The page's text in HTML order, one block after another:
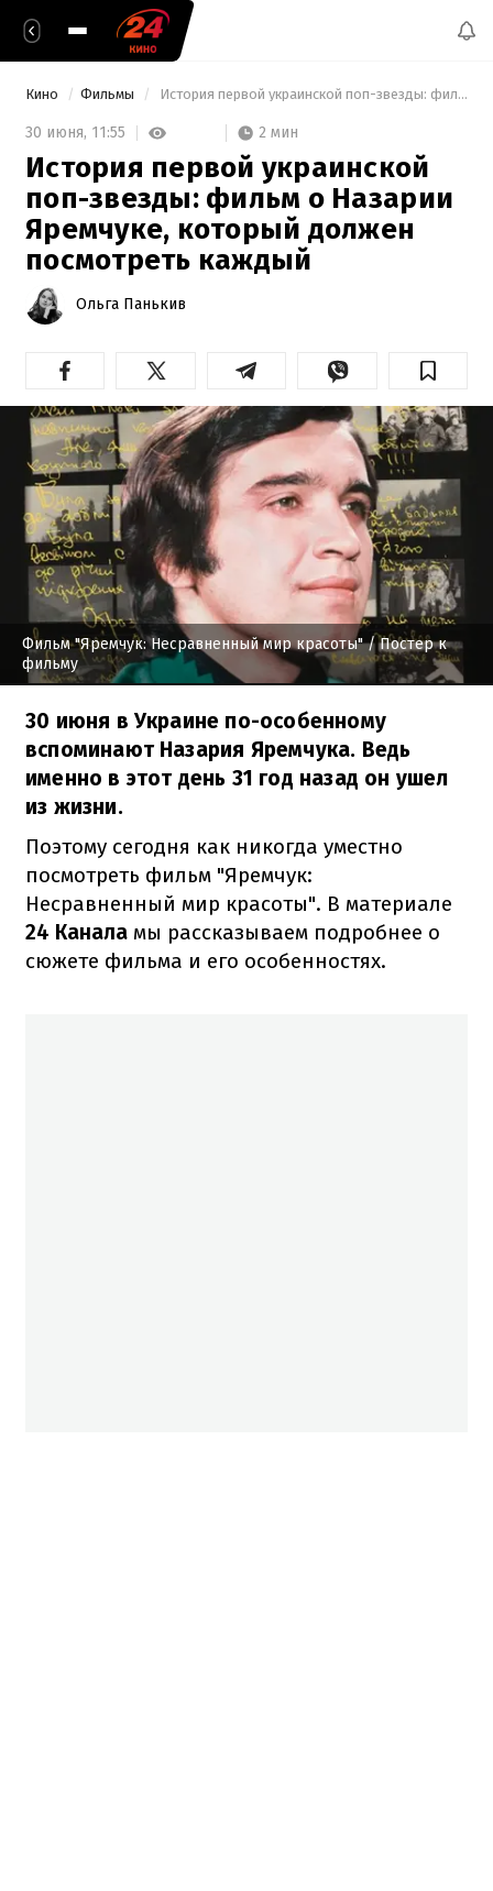
Кино Фильмы История первой украинской поп-звезды: фильм о Назарии Яремчуке, который должен посмотреть каждый
30 июня, 11:55 2 мин
История первой украинской
поп-звезды: фильм о Назарии
Яремчуке, который должен
посмотреть каждый
Ольга Панькив
Фильм "Яремчук: Несравненный мир красоты"/ Постер к
фильму
30 июня в Украине по-особенному
вспоминают Назария Яремчука. Ведь
именно в этот день 31 год назад он ушел
из жизни.
Поэтому сегодня как никогда уместно
посмотреть фильм "Яремчук:
Несравненный мир красоты". В материале
24 Канала мы рассказываем подробнее о
сюжете фильма и его особенностях.